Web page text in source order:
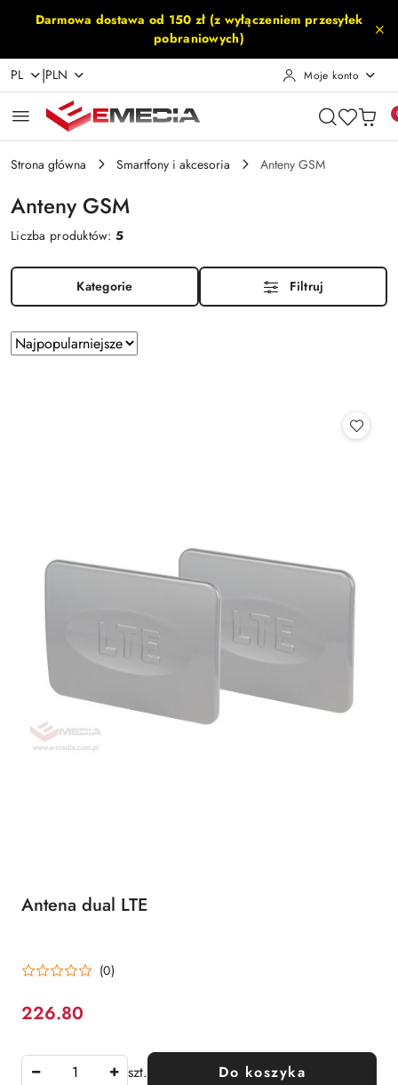
Przejdź do treści głównej
Przejdź do wyszukiwarki
Przejdź do moje konto
Przejdź do menu głównego
Przejdź do stopki
Darmowa dostawa od 150 zł (z wyłączeniem przesyłek
pobraniowych)
PL |PLN Moje konto
Strona główna Smartfony i akcesoria Anteny GSM
Anteny GSM
Liczba produktów:5
Kategorie Filtruj
Zastosowano
sortowanie:
Sortuj
według
Antena dual LTE
(0)
Cena:
226.80
szt. Do koszyka